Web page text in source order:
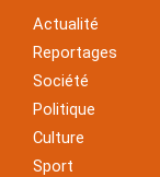
o
o
k
Actualité
Reportages
Société
Politique
Culture
Sport